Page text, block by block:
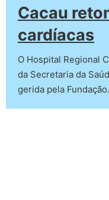
Cacau
cardíacas
O Hospital Regional
da Secretaria da
gerida pela